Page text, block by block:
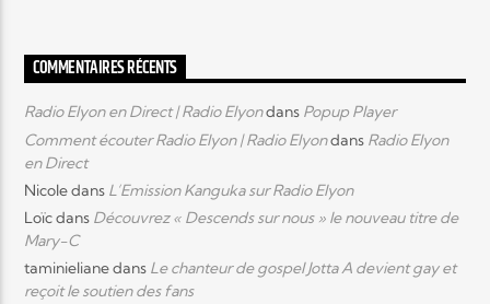
COMMENTAIRES RÉCENTS
Radio Elyon en Direct | Radio Elyondans Popup Player
Comment écouter Radio Elyon | Radio Elyondans Radio Elyon
en Direct
Nicoledans L’Emission Kanguka sur Radio Elyon
Loïcdans Découvrez « Descends sur nous » le nouveau titre de
Mary-C
taminielianedans Le chanteur de gospel Jotta A devient gay et
reçoit le soutien des fans